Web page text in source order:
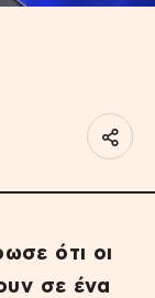
ότι οι
σε ένα